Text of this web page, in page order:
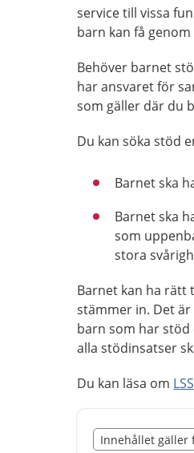
service till vissa
barn kan få
Behöver barnet
har ansvaret för
som gäller där du
Du kan söka stöd
Barnet ska
Barnet ska
som
stora
Barnet kan ha rätt
stämmer in. Det är
barn som har stöd
alla stödinsatser
Du kan läsa om
Nedan innehåll
Innehållet gäller
Slut på det